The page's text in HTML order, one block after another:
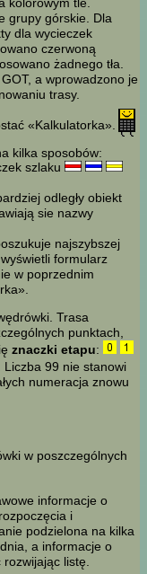
kolorowym tle.
grupy górskie. Dla
dla wycieczek
czerwoną
żadnego tła.
a wprowadzono je
trasy.
«Kalkulatorka».
kilka sposobów:
szlaku
odległy obiekt
sie nazwy
najszybszej
formularz
w poprzednim
Trasa
punktach,
znaczki etapu:
Liczba 99 nie stanowi
numeracja znowu
w poszczególnych
informacje o
i
podzielona na kilka
a informacje o
listę.